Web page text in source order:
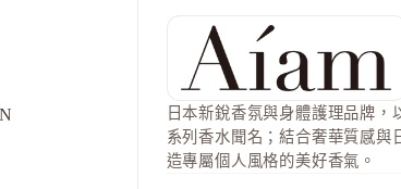
日本新銳香氛與身體護理品牌，
系列香水聞名；結合奢華質感與
造專屬個人風格的美好香氣。